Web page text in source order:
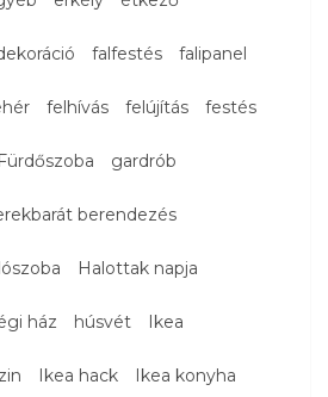
falfestés falipanel
felhívás felújítás festés
Fürdőszoba gardrób
berendezés
Halottak napja
ház húsvét Ikea
Ikea hack Ikea konyha